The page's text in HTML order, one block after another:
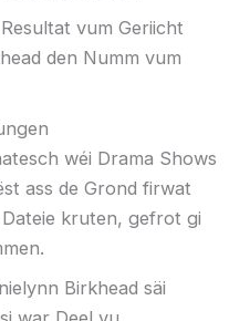
vum Geriicht
den Numm vum
wéi Drama Shows
ass de Grond firwat
kruten, gefrot gi
Birkhead säi